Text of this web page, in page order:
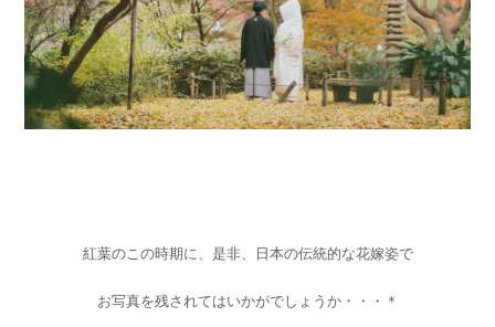
紅葉のこの時期に、是非、日本の伝統的な花嫁姿で
お写真を残されてはいかがでしょうか・・・＊